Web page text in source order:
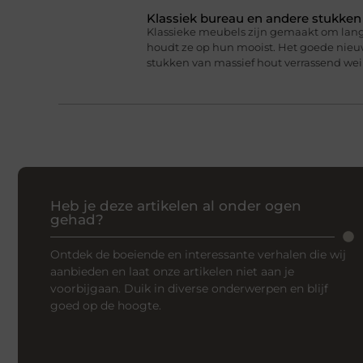
Klassiek bureau en andere
Klassieke meubels zijn gemaakt om
houdt ze op hun mooist. Het goede
stukken van massief hout verrassend
Heb je deze artikelen al onder ogen
gehad?
Ontdek de boeiende en interessante verhalen die wij
aanbieden en laat onze artikelen niet aan je
voorbijgaan. Duik in diverse onderwerpen en blijf
goed op de hoogte.